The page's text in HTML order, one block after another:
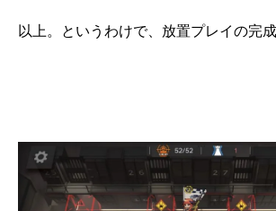
以上。というわけで、放置プレイの完成